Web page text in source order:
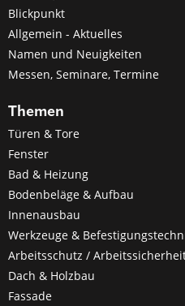
Blickpunkt
Allgemein - Aktuelles
Namen und Neuigkeiten
Messen, Seminare, Termine
Themen
Türen & Tore
Fenster
Bad & Heizung
Bodenbeläge & Aufbau
Innenausbau
Werkzeuge &
Arbeitsschutz /
Dach & Holzbau
Fassade